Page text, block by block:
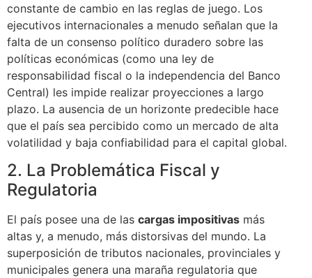
constante de cambio en las reglas de juego. Los
ejecutivos internacionales a menudo señalan que la
falta de un consenso político duradero sobre las
políticas económicas (como una ley de
responsabilidad fiscal o la independencia del Banco
Central) les impide realizar proyecciones a largo
plazo. La ausencia de un horizonte predecible hace
que el país sea percibido como un mercado de alta
volatilidad y baja confiabilidad para el capital global.
2. La Problemática Fiscal y
Regulatoria
El país posee una de las cargas impositivas más
altas y, a menudo, más distorsivas del mundo. La
superposición de tributos nacionales, provinciales y
municipales genera una maraña regulatoria que